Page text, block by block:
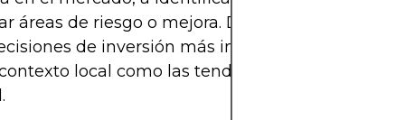
áreas de riesgo o mejora. De esta forma,
de inversión más informadas,
local como las tendencias globales en